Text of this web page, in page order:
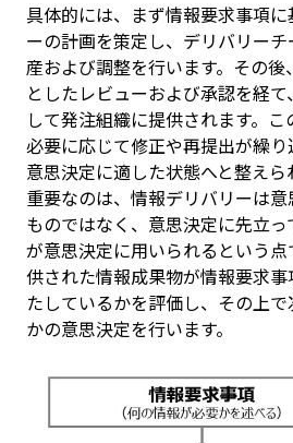
具体的には、まず情報要求事項
ーの計画を策定し、デリバリー
産および調整を行います。その
としたレビューおよび承認を経
して発注組織に提供されます。こ
必要に応じて修正や再提出が繰
意思決定に適した状態へと整え
重要なのは、情報デリバリーは
ものではなく、意思決定に先立
が意思決定に用いられるという
供された情報成果物が情報要求
たしているかを評価し、その上
かの意思決定を行います。